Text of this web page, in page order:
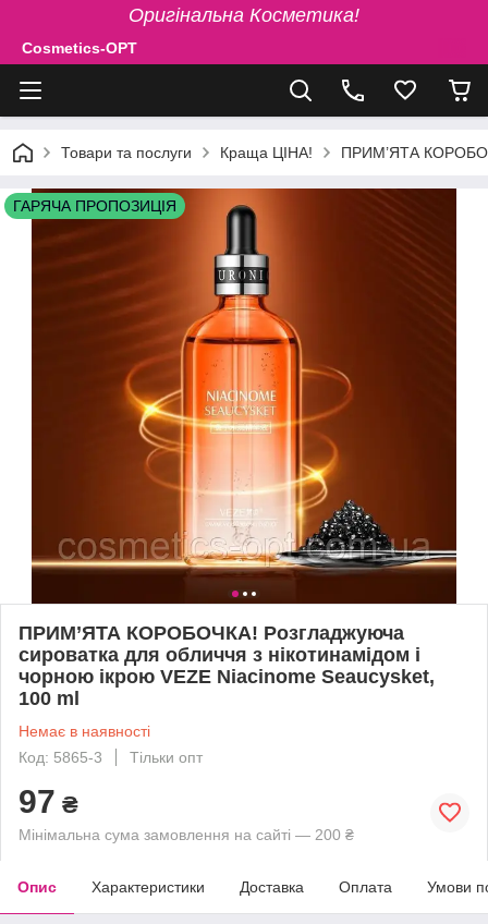
Оригінальна Косметика!
Cosmetics-OPT
Товари та послуги Краща ЦІНА! ПРИМ’ЯТА
ГАРЯЧА ПРОПОЗИЦІЯ
ПРИМ’ЯТА КОРОБОЧКА! Розгладжуюча
сироватка для обличчя з нікотинамідом і
чорною ікрою VEZE Niacinome Seaucysket,
100 ml
Немає в наявності
Код: 5865-3
Тільки опт
97 ₴
Мінімальна сума замовлення на сайті — 200 ₴
Опис Характеристики Доставка Оплата Умови